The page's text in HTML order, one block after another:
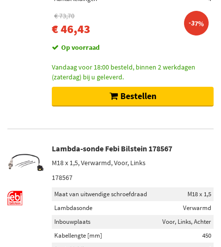
€ 73,70
€ 46,43 -37%
Op voorraad
Vandaag voor 18:00 besteld, binnen 2 werkdagen
(zaterdag) bij u geleverd.
Bestellen
Lambda-sonde Febi Bilstein 178567
M18 x 1,5, Verwarmd, Voor, Links
178567
Maat van uitwendige schroefdraad
M18 x 1,5
Lambdasonde
Verwarmd
Inbouwplaats
Voor, Links, Achter
Kabellengte [mm]
450